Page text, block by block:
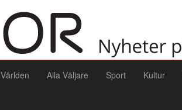
Världen Alla Väljare Sport Kultur